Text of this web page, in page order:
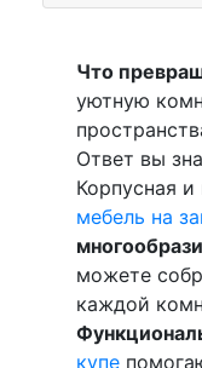
Что
уютную
Ответ вы
Корпусная и
мебель на
можете
каждой
купе